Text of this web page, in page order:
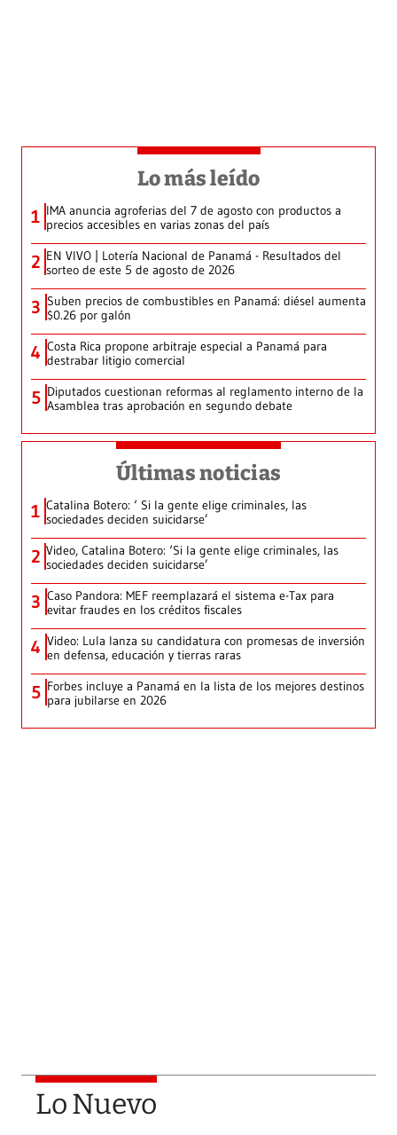
Lo más leído
1 IMA anuncia agroferias del 7 de agosto con productos a
precios accesibles en varias zonas del país
2 EN VIVO | Lotería Nacional de Panamá - Resultados del
sorteo de este 5 de agosto de 2026
3 Suben precios de combustibles en Panamá: diésel aumenta
$0.26 por galón
4 Costa Rica propone arbitraje especial a Panamá para
destrabar litigio comercial
5 Diputados cuestionan reformas al reglamento interno de la
Asamblea tras aprobación en segundo debate
Últimas noticias
1 Catalina Botero: ‘ Si la gente elige criminales, las
sociedades deciden suicidarse’
2 Video, Catalina Botero: ‘Si la gente elige criminales, las
sociedades deciden suicidarse’
3 Caso Pandora: MEF reemplazará el sistema e-Tax para
evitar fraudes en los créditos fiscales
4 Video: Lula lanza su candidatura con promesas de inversión
en defensa, educación y tierras raras
5 Forbes incluye a Panamá en la lista de los mejores destinos
para jubilarse en 2026
Lo Nuevo